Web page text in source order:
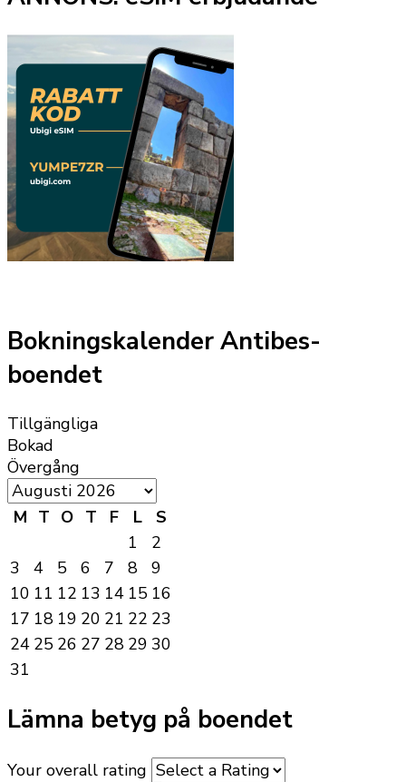
Bokningskalender Antibes-
boendet
Tillgängliga
Bokad
Övergång
M T O T F L
S
1
2
3
4 5 6 7 8
9
10 11 12 13 14 15 16
17 18 19 20 21 22 23
24 25 26 27 28 29 30
31
Lämna betyg på boendet
Your overall rating